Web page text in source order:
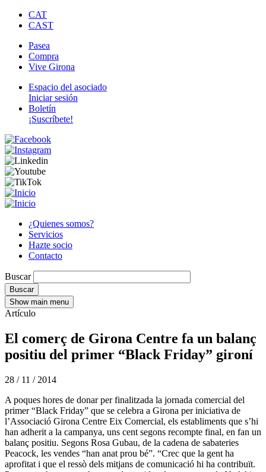
Pasar
principal
CAT
CAST
Secondary
Navigation
Pasea
Compra
Vive Girona
Menú
cuenta
de
usuario
Espacio del asociado
Iniciar sesión
Boletín
¡Suscríbete!
Navegación
principal
¿Quienes somos?
Servicios
Hazte socio
Contacto
Buscar
Show main menu
Artículo
El comerç de Girona Centre fa un balanç
positiu del primer “Black Friday” gironí
28 / 11 / 2014
A poques hores de donar per finalitzada la jornada comercial del
primer “Black Friday” que se celebra a Girona per iniciativa de
l’Associació Girona Centre Eix Comercial, els establiments que s’hi
han adherit a la campanya, uns cent segons recompte final, en fan un
balanç positiu. Segons Rosa Gubau, de la cadena de sabateries
Peacock, les vendes “han anat prou bé”. “Crec que la gent ha
aprofitat i que el ressò dels mitjans de comunicació hi ha contribuït.